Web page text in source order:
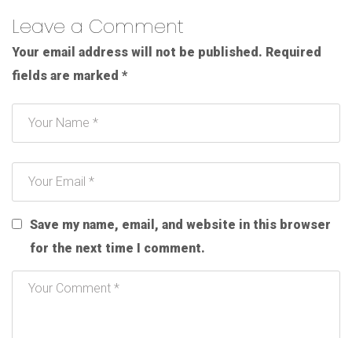
Leave a Comment
Your email address will not be published. Required
fields are marked *
Save my name, email, and website in this browser
for the next time I comment.